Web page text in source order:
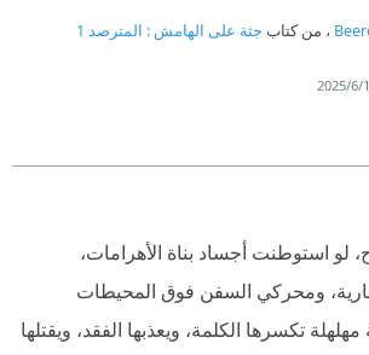
، من كتاب جثة على الهامش⁩ : المترصد 1
لو استوطنت أجساد بناة الأهرامات،
ومحركي السفن فوق المحيطات
تكسرها الكلمة، ويعذبها الفقد، ويقتلها